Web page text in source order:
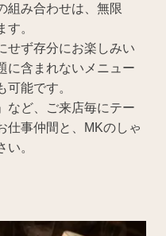
組み合わせは、無限
。
せず存分にお楽しみい
に含まれないメニュー
能です。
など、ご来店毎にテー
仕事仲間と、MKのしゃ
。